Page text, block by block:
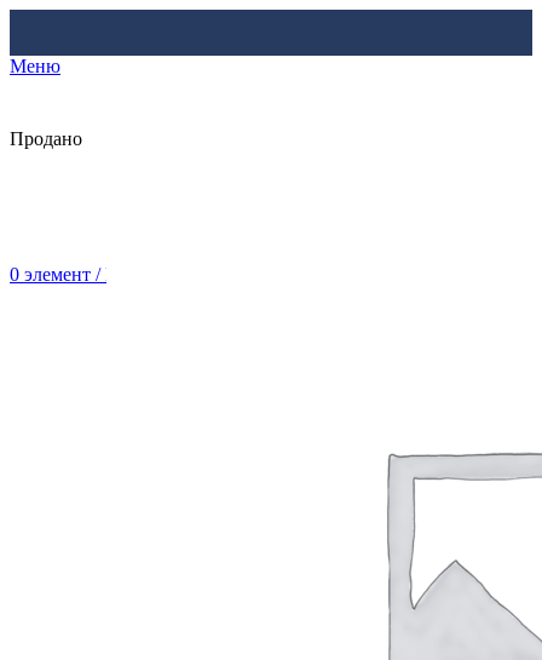
Меню
0 элемент / Br
Продано